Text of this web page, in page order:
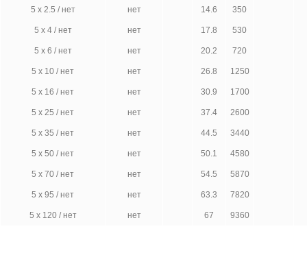
5 х 2.5 / нет нет 14.6 350
5 х 4 / нет нет 17.8 530
5 х 6 / нет нет 20.2 720
5 х 10 / нет нет 26.8 1250
5 х 16 / нет нет 30.9 1700
5 х 25 / нет нет 37.4 2600
5 х 35 / нет нет 44.5 3440
5 х 50 / нет нет 50.1 4580
5 х 70 / нет нет 54.5 5870
5 х 95 / нет нет 63.3 7820
5 х 120 / нет нет 67 9360